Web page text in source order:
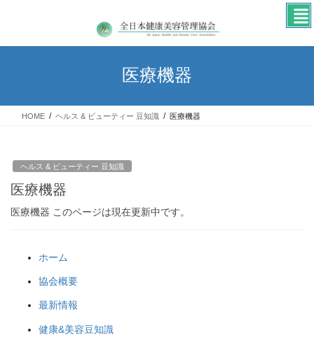
テ
ス
ゲ
ン
医療機器
HOME ヘルス & ビューティー 豆知識 医療機器
ヘルス & ビューティー 豆知識
医療機器
医療機器 このページは現在更新中です。
ホーム
協会概要
最新情報
健康&美容豆知識